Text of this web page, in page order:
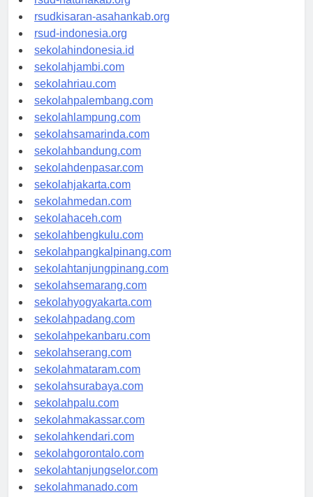
rsudkisaran-asahankab.org
rsud-indonesia.org
sekolahindonesia.id
sekolahjambi.com
sekolahriau.com
sekolahpalembang.com
sekolahlampung.com
sekolahsamarinda.com
sekolahbandung.com
sekolahdenpasar.com
sekolahjakarta.com
sekolahmedan.com
sekolahaceh.com
sekolahbengkulu.com
sekolahpangkalpinang.com
sekolahtanjungpinang.com
sekolahsemarang.com
sekolahyogyakarta.com
sekolahpadang.com
sekolahpekanbaru.com
sekolahserang.com
sekolahmataram.com
sekolahsurabaya.com
sekolahpalu.com
sekolahmakassar.com
sekolahkendari.com
sekolahgorontalo.com
sekolahtanjungselor.com
sekolahmanado.com